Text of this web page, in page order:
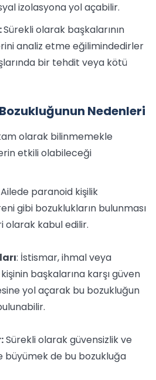
izolasyona yol açabilir.
Sürekli olarak başkalarının
analiz etme eğilimindedirler
bir tehdit veya kötü
Nedenleri
olarak bilinmemekle
etkili olabileceği
Ailede paranoid kişilik
gibi bozuklukların bulunması
olarak kabul edilir.
: İstismar, ihmal veya
başkalarına karşı güven
yol açarak bu bozukluğun
Sürekli olarak güvensizlik ve
büyümek de bu bozukluğa